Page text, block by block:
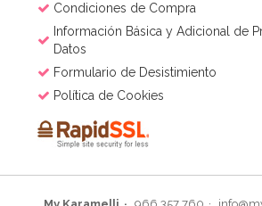
Condiciones de Compra
Información Básica y Adicional de
Datos
Formulario de Desistimiento
Política de Cookies